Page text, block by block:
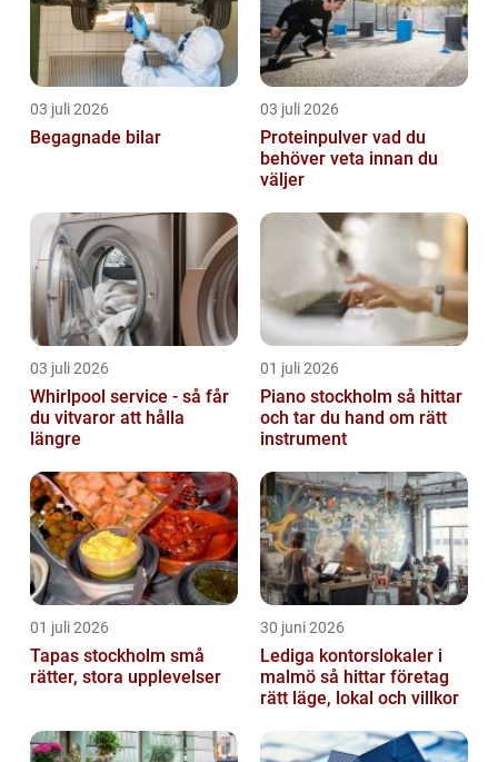
03 juli 2026
Begagnade bilar
03 juli 2026
Proteinpulver vad du
behöver veta innan du
väljer
03 juli 2026
Whirlpool service - så får
du vitvaror att hålla
längre
01 juli 2026
Piano stockholm så hittar
och tar du hand om rätt
instrument
01 juli 2026
Tapas stockholm små
rätter, stora upplevelser
30 juni 2026
Lediga kontorslokaler i
malmö så hittar företag
rätt läge, lokal och villkor